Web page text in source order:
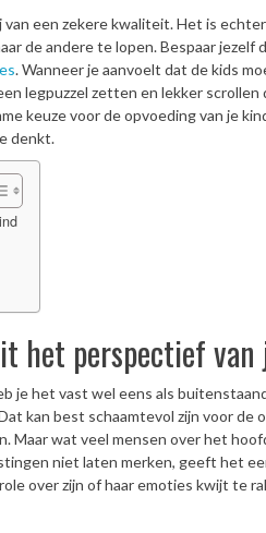
een zekere kwaliteit. Het is
de andere te lopen. Bespaar jezelf
. Wanneer je aanvoelt dat de kids
legpuzzel zetten en lekker scrollen
keuze voor de opvoeding van je
denkt.
het perspectief
je het vast wel eens als
kan best schaamtevol zijn voor de
wat veel mensen over het
niet laten merken, geeft het
over zijn of haar emoties kwijt te